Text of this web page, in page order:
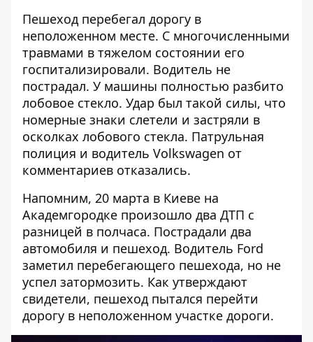
Пешеход перебегал дорогу в
неположенном месте. C многочисленными
травмами в тяжелом состоянии его
госпитализировали. Водитель не
пострадал. У машины полностью разбито
лобовое стекло. Удар был такой силы, что
номерные знаки слетели и застряли в
осколках лобового стекла. Патрульная
полиция и водитель Volkswagen от
комментариев отказались.
Напомним, 20 марта в Киеве на
Академгородке произошло два ДТП с
разницей в полчаса. Пострадали два
автомобиля и пешеход. Водитель Ford
заметил перебегающего пешехода, но не
успел затормозить. Как утверждают
свидетели, пешеход пытался перейти
дорогу в неположенном участке дороги.